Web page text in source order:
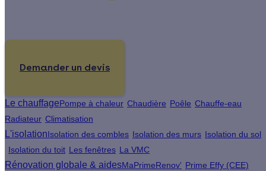
Demander un devis
Le chauffagePompe à chaleur Chaudière Poêle Chauffe-eau
Radiateur Climatisation
L'isolationIsolation des combles Isolation des murs Isolation du sol
Isolation du toit Les fenêtres La VMC
Rénovation globale & aidesMaPrimeRenov' Prime Effy (CEE)